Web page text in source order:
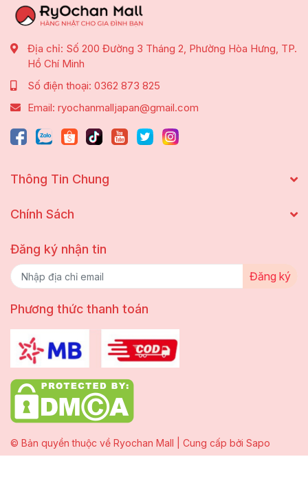
Địa chỉ: Số 200 Đường 3 Tháng 2, Phường Hòa Hưng, TP.
Hồ Chí Minh
Số điện thoại: 0362 873 825
Email: ryochanmalljapan@gmail.com
Thông Tin Chung
Chính Sách
Đăng ký nhận tin
Đăng ký
Phương thức thanh toán
© Bản quyền thuộc về Ryochan Mall | Cung cấp bởi Sapo